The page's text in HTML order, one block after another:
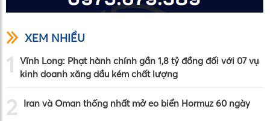
XEM NHIỀU
1
Vĩnh Long: Phạt hành chính gần 1,8 tỷ đồng đối với 07 vụ
kinh doanh xăng dầu kém chất lượng
2 Iran và Oman thống nhất mở eo biển Hormuz 60 ngày